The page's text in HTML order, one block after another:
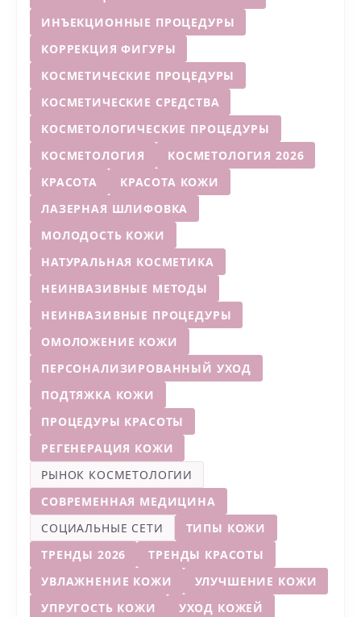
ИНЪЕКЦИОННЫЕ ПРОЦЕДУРЫ
КОРРЕКЦИЯ ФИГУРЫ
КОСМЕТИЧЕСКИЕ ПРОЦЕДУРЫ
КОСМЕТИЧЕСКИЕ СРЕДСТВА
КОСМЕТОЛОГИЧЕСКИЕ ПРОЦЕДУРЫ
КОСМЕТОЛОГИЯ
КОСМЕТОЛОГИЯ 2026
КРАСОТА
КРАСОТА КОЖИ
ЛАЗЕРНАЯ ШЛИФОВКА
МОЛОДОСТЬ КОЖИ
НАТУРАЛЬНАЯ КОСМЕТИКА
НЕИНВАЗИВНЫЕ МЕТОДЫ
НЕИНВАЗИВНЫЕ ПРОЦЕДУРЫ
ОМОЛОЖЕНИЕ КОЖИ
ПЕРСОНАЛИЗИРОВАННЫЙ УХОД
ПОДТЯЖКА КОЖИ
ПРОЦЕДУРЫ КРАСОТЫ
РЕГЕНЕРАЦИЯ КОЖИ
РЫНОК КОСМЕТОЛОГИИ
СОВРЕМЕННАЯ МЕДИЦИНА
СОЦИАЛЬНЫЕ СЕТИ
ТИПЫ КОЖИ
ТРЕНДЫ 2026
ТРЕНДЫ КРАСОТЫ
УВЛАЖНЕНИЕ КОЖИ
УЛУЧШЕНИЕ КОЖИ
УПРУГОСТЬ КОЖИ
УХОД КОЖЕЙ